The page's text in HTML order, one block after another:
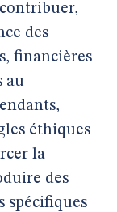
des
financières
au
éthiques
la
des
spécifiques